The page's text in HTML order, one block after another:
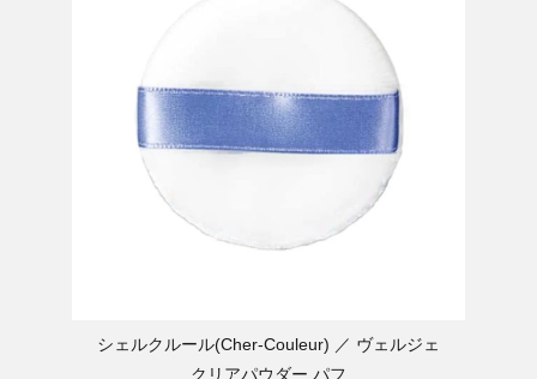
シェルクルール(Cher-Couleur)
ヴェルジェ
クリアパウダー パフ